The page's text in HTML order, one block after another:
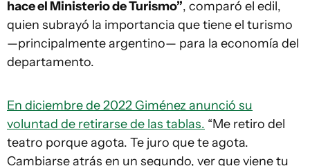
hace el Ministerio de Turismo”, comparó el edil,
quien subrayó la importancia que tiene el turismo
—principalmente argentino— para la economía del
departamento.
En diciembre de 2022 Giménez anunció su
voluntad de retirarse de las tablas. “Me retiro del
teatro porque agota. Te juro que te agota.
Cambiarse atrás en un segundo, ver que viene tu